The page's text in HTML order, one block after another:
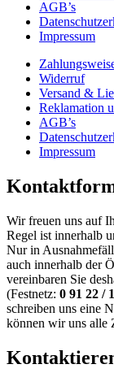
AGB’s
Impressum
Widerruf
Versand &
Reklamation
AGB’s
Impressum
Wir freuen uns auf
Regel ist innerhalb
Nur in
auch innerhalb der
vereinbaren Sie
(Festnetz: 0 91 22 /
schreiben uns eine
können wir uns alle